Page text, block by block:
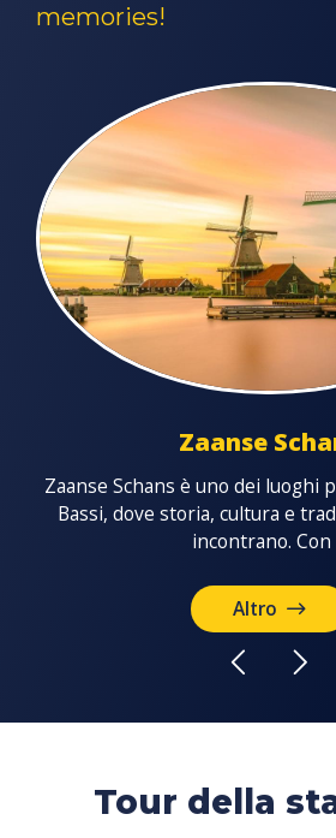
memories!
Zaanse
Zaanse Schans è uno dei luoghi
Bassi, dove storia, cultura e
incontrano. Con
Altro
Tour della